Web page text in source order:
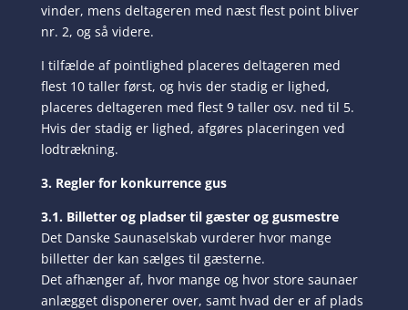
vinder, mens deltageren med næst flest point bliver
nr. 2, og så videre.
I tilfælde af pointlighed placeres deltageren med
flest 10 taller først, og hvis der stadig er lighed,
placeres deltageren med flest 9 taller osv. ned til 5.
Hvis der stadig er lighed, afgøres placeringen ved
lodtrækning.
3. Regler for konkurrence gus
3.1. Billetter og pladser til gæster og gusmestre
Det Danske Saunaselskab vurderer hvor mange
billetter der kan sælges til gæsterne.
Det afhænger af, hvor mange og hvor store saunaer
anlægget disponerer over, samt hvad der er af plads